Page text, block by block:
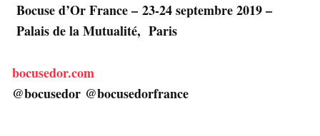
Bocuse d’Or France – 23-24 septembre 2019 –
Palais de la Mutualité, Paris
bocusedor.com
@bocusedor @bocusedorfrance